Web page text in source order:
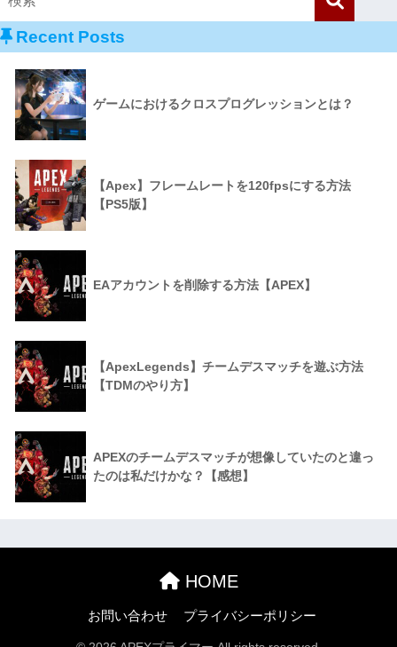
Recent Posts
ゲームにおけるクロスプログレッションとは？
【Apex】フレームレートを120fpsにする方法
【PS5版】
EAアカウントを削除する方法【APEX】
【ApexLegends】チームデスマッチを遊ぶ方法
【TDMのやり方】
APEXのチームデスマッチが想像していたのと違っ
たのは私だけかな？【感想】
HOME
お問い合わせ プライバシーポリシー